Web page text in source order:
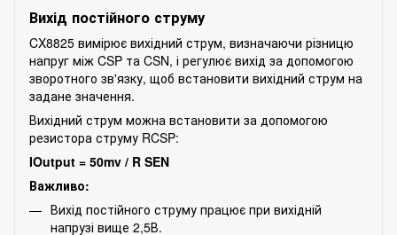
Вихід постійного струму
CX8825 вимірює вихідний струм, визначаючи різницю
напруг між CSP та CSN, і регулює вихід за допомогою
зворотного зв'язку, щоб встановити вихідний струм на
задане значення.
Вихідний струм можна встановити за допомогою
резистора струму RCSP:
IOutput = 50mv / R SEN
Важливо:
Вихід постійного струму працює при вихідній
напрузі вище 2,5В.